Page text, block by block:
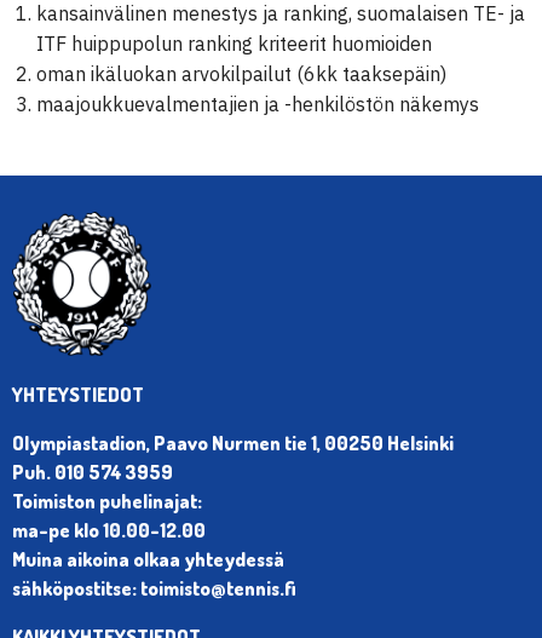
kansainvälinen menestys ja ranking, suomalaisen TE- ja
ITF huippupolun ranking kriteerit huomioiden
oman ikäluokan arvokilpailut (6kk taaksepäin)
maajoukkuevalmentajien ja -henkilöstön näkemys
YHTEYSTIEDOT
Olympiastadion, Paavo Nurmen tie 1, 00250 Helsinki
Puh. 010 574 3959
Toimiston puhelinajat:
ma-pe klo 10.00-12.00
Muina aikoina olkaa yhteydessä
sähköpostitse: toimisto@tennis.fi